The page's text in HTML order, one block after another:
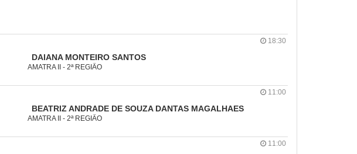
DAIANA MONTEIRO SANTOS
AMATRA II - 2ª REGIÃO
18:30
BEATRIZ ANDRADE DE SOUZA DANTAS MAGALHAES
AMATRA II - 2ª REGIÃO
11:00
11:00